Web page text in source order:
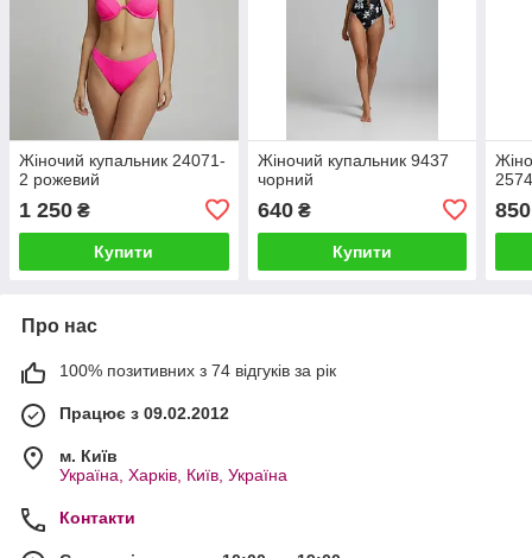
Жіночий купальник 24071-
2 рожевий
1 250 ₴
Купити
Жіночий купальник 9437
чорний
640₴
Купити
850
Про нас
100% позитивних з 74 відгуків за рік
Працює з 09.02.2012
м. Київ
Україна, Харків, Київ, Україна
Контакти